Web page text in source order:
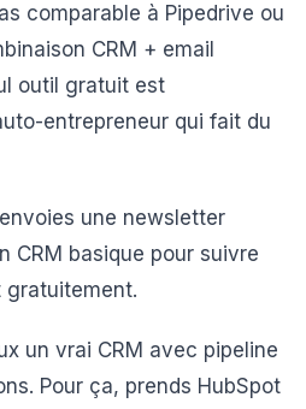
comparable à Pipedrive ou
CRM + email
outil gratuit est
entrepreneur qui fait du
une newsletter
CRM basique pour suivre
un vrai CRM avec pipeline
Pour ça, prends HubSpot